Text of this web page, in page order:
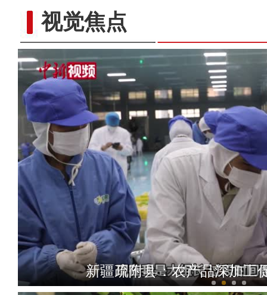
视觉焦点乌鲁木齐：本次疫情病毒来
新疆疏附县：农产品深加工